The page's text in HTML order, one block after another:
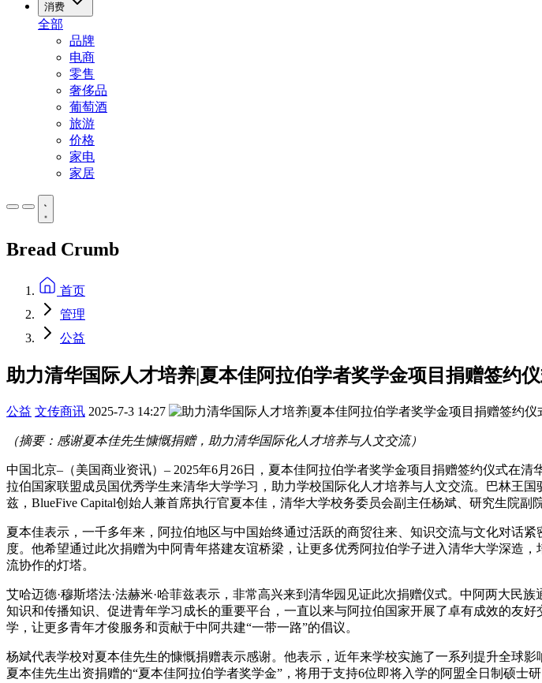
消费
全部
品牌
电商
零售
奢侈品
葡萄酒
旅游
价格
家电
家居
Bread Crumb
首页
管理
公益
助力清华国际人才培养|夏本佳阿拉伯学者奖学金项目捐赠签约
公益 文传商讯 2025-7-3 14:27
（摘要：感谢夏本佳先生慷慨捐赠，助力清华国际化人才培养与人文交流）
中国北京–（美国商业资讯）– 2025年6月26日，夏本佳阿拉伯学者奖学金项目捐赠签约仪式在
拉伯国家联盟成员国优秀学生来清华大学学习，助力学校国际化人才培养与人文交流。巴林王
兹，BlueFive Capital创始人兼首席执行官夏本佳，清华大学校务委员会副主任杨斌、研究生院
夏本佳表示，一千多年来，阿拉伯地区与中国始终通过活跃的商贸往来、知识交流与文化对话
度。他希望通过此次捐赠为中阿青年搭建友谊桥梁，让更多优秀阿拉伯学子进入清华大学深造
流协作的灯塔。
艾哈迈德·穆斯塔法·法赫米·哈菲兹表示，非常高兴来到清华园见证此次捐赠仪式。中阿两大
知识和传播知识、促进青年学习成长的重要平台，一直以来与阿拉伯国家开展了卓有成效的友
学，让更多青年才俊服务和贡献于中阿共建“一带一路”的倡议。
杨斌代表学校对夏本佳先生的慷慨捐赠表示感谢。他表示，近年来学校实施了一系列提升全球
夏本佳先生出资捐赠的“夏本佳阿拉伯学者奖学金”，将用于支持6位即将入学的阿盟全日制硕